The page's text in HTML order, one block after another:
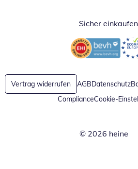
Sicher einkaufen
Öffnet in neuem
Vertrag widerrufen AGBDatenschutz
ComplianceCookie-
© 2026 heine